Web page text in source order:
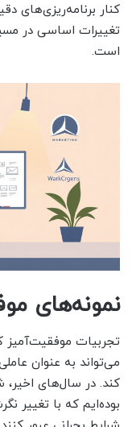
کنار برنامه‌ریزی‌های
تغییرات اساسی در
است.
نمونه‌های
تجربیات موفقیت‌آمیز
می‌تواند به عنوان
کند. در سال‌های اخیر،
بوده‌ایم که با تغییر